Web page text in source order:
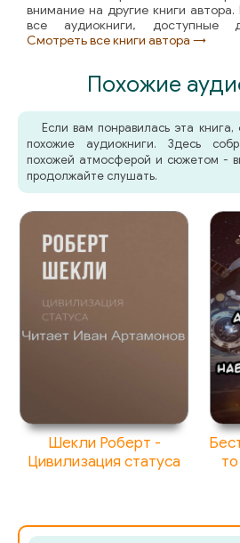
062
065
066
067
068
069
внимание на другие книги
все аудиокниги, доступные
Смотреть все книги автора →
Похожие
Если вам понравилась эта
похожие аудиокниги. Здесь
похожей атмосферой и сюжетом -
продолжайте слушать.
Шекли Роберт -
Цивилизация статуса